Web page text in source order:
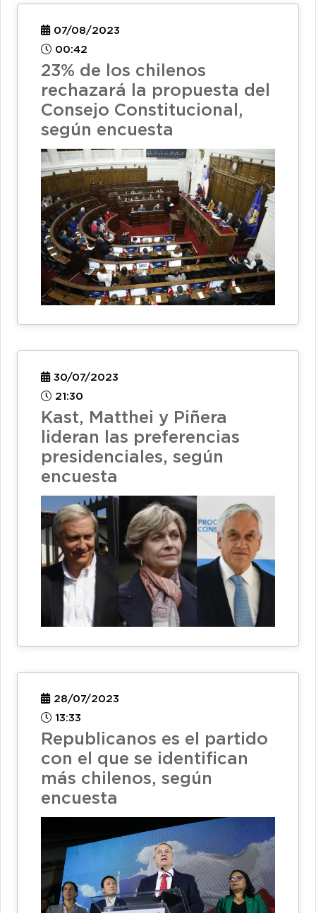
07/08/2023
00:42
23% de los chilenos
rechazará la propuesta del
Consejo Constitucional,
según encuesta
30/07/2023
21:30
Kast, Matthei y Piñera
lideran las preferencias
presidenciales, según
encuesta
28/07/2023
13:33
Republicanos es el partido
con el que se identifican
más chilenos, según
encuesta